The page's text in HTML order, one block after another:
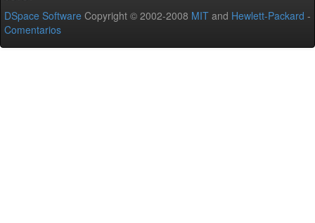
DSpace Software Copyright © 2002-2008 MIT and Hewlett-Packard -
Comentarios